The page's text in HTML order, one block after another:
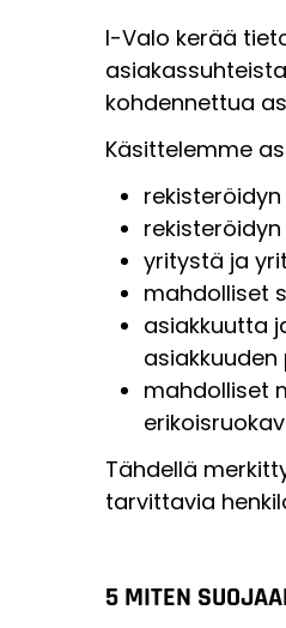
I-Valo kerää
kohdennettua
Käsittelemme
yritystä ja
mahdolliset
asiakkuutta
mahdolliset
Tähdellä
tarvittavia
5 MITEN